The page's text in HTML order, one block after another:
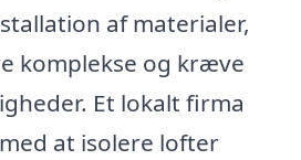
af materialer,
komplekse og kræve
Et lokalt firma
at isolere lofter